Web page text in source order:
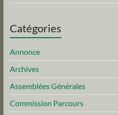
Catégories
Annonce
Archives
Assemblées Générales
Commission Parcours